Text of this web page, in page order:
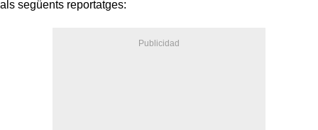
als següents reportatges: